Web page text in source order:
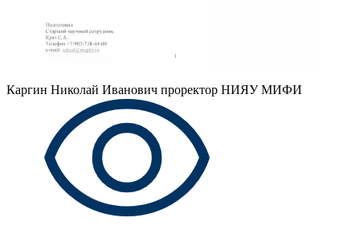
Каргин Николай Иванович проректор НИЯУ МИФИ